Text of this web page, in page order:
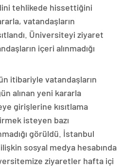
tehlikede hissettiğini
vatandaşların
Üniversiteyi ziyaret
içeri alınmadığı
itibariyle vatandaşların
alınan yeni kararla
girişlerine kısıtlama
isteyen bazı
görüldü. İstanbul
sosyal medya hesabında
ziyaretler hafta içi